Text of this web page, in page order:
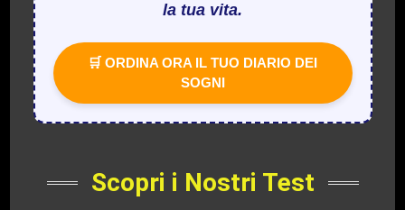
la tua vita.
🛒 ORDINA ORA IL TUO DIARIO DEI
SOGNI
Scopri i Nostri Test